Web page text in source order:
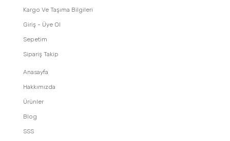
Kargo Ve Taşıma Bilgileri
Giriş - Üye Ol
Sepetim
Sipariş Takip
Anasayfa
Hakkımızda
Ürünler
Blog
SSS